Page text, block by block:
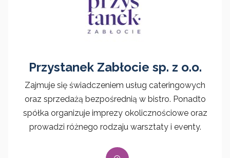
Przystanek Zabłocie sp. z o.o.
Zajmuje się świadczeniem usług cateringowych
oraz sprzedażą bezpośrednią w bistro. Ponadto
spółka organizuje imprezy okolicznościowe oraz
prowadzi różnego rodzaju warsztaty i eventy.